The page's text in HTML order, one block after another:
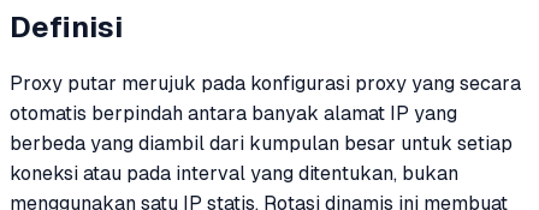
Definisi
Proxy putar merujuk pada konfigurasi proxy yang secara
otomatis berpindah antara banyak alamat IP yang
berbeda yang diambil dari kumpulan besar untuk setiap
koneksi atau pada interval yang ditentukan, bukan
menggunakan satu IP statis. Rotasi dinamis ini membuat